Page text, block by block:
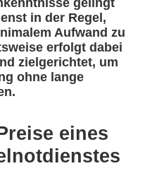
gelingt
in der Regel,
Aufwand zu
erfolgt dabei
zielgerichtet, um
ohne lange
eines